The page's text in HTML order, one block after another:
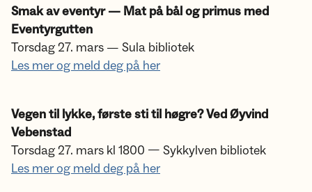
Smak av eventyr — Mat på bål og primus med
Eventyrgutten
Torsdag 27. mars — Sula bibliotek
Les mer og meld deg på her
Vegen til lykke, første sti til høgre? Ved Øyvind
Vebenstad
Torsdag 27. mars kl 1800 — Sykkylven bibliotek
Les mer og meld deg på her